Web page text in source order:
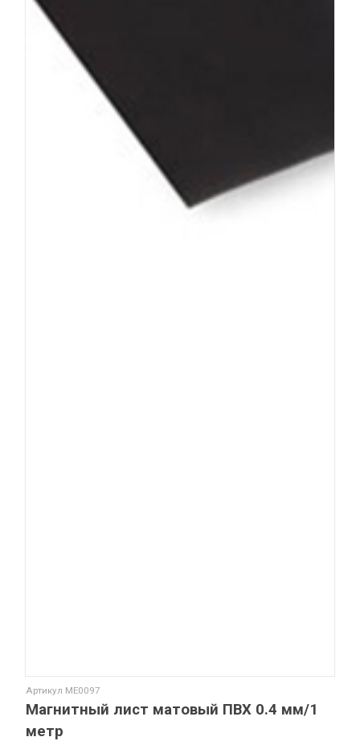
Артикул ME0097
Магнитный лист матовый ПВХ 0.4 мм/1
метр